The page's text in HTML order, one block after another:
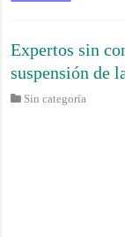
Expertos sin
suspensión de
Sin categoría